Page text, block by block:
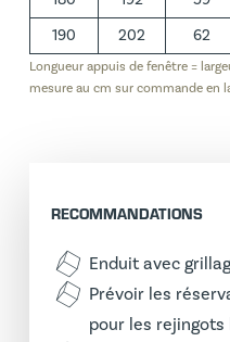
190
202 62
Longueur appuis de fenêtre =
mesure au cm sur commande en
RECOMMANDATIONS
Enduit avec
Prévoir les
pour les rejingots